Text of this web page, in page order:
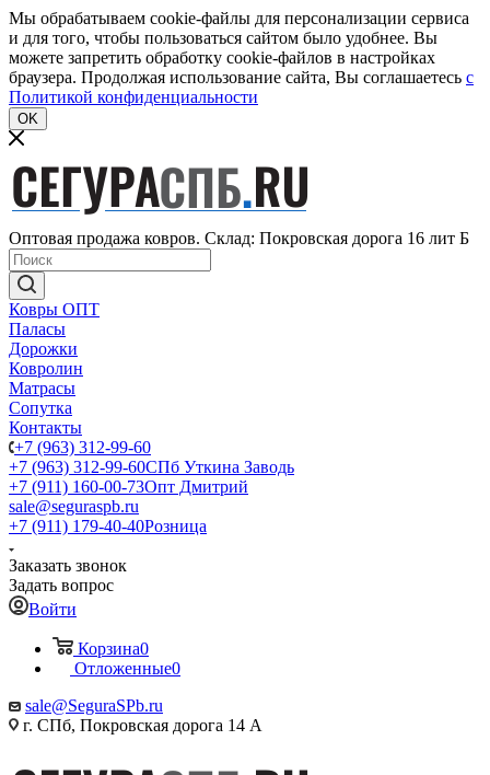
Мы обрабатываем cookie-файлы для персонализации сервиса
и для того, чтобы пользоваться сайтом было удобнее. Вы
можете запретить обработку cookie-файлов в настройках
браузера. Продолжая использование сайта, Вы соглашаетесь c
Политикой конфиденциальности
OK
Оптовая продажа ковров. Склад: Покровская дорога 16 лит Б
Ковры ОПТ
Паласы
Дорожки
Ковролин
Матрасы
Сопутка
Контакты
+7 (963) 312-99-60
+7 (963) 312-99-60СПб Уткина Заводь
+7 (911) 160-00-73Опт Дмитрий
sale@seguraspb.ru
+7 (911) 179-40-40Розница
Заказать звонок
Задать вопрос
Войти
Корзина0
Отложенные0
sale@SeguraSPb.ru
г. СПб, Покровская дорога 14 А